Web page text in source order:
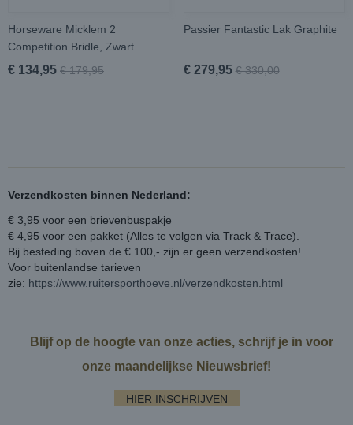
Horseware Micklem 2
Competition Bridle, Zwart
€ 134,95 € 179,95
Passier Fantastic Lak Graphite
€ 279,95 € 330,00
Verzendkosten binnen Nederland:
€ 3,95 voor een brievenbuspakje
€ 4,95 voor een pakket (Alles te volgen via Track & Trace).
Bij besteding boven de € 100,- zijn er geen verzendkosten!
Voor buitenlandse tarieven
zie: https://www.ruitersporthoeve.nl/verzendkosten.html
Blijf op de hoogte van onze acties, schrijf je in voor
onze maandelijkse Nieuwsbrief!
HIER INSCHRIJVEN